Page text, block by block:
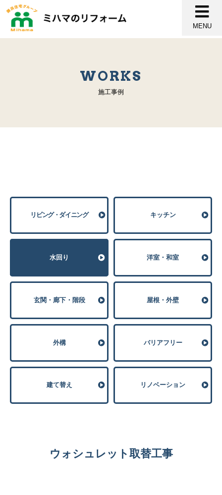
MENU
WORKS
施工事例
リビング・ダイニング キッチン
⽔回り 洋室・和室
玄関・廊下・階段 屋根・外壁
外構 バリアフリー
建て替え リノベーション
ウォシュレット取替工事